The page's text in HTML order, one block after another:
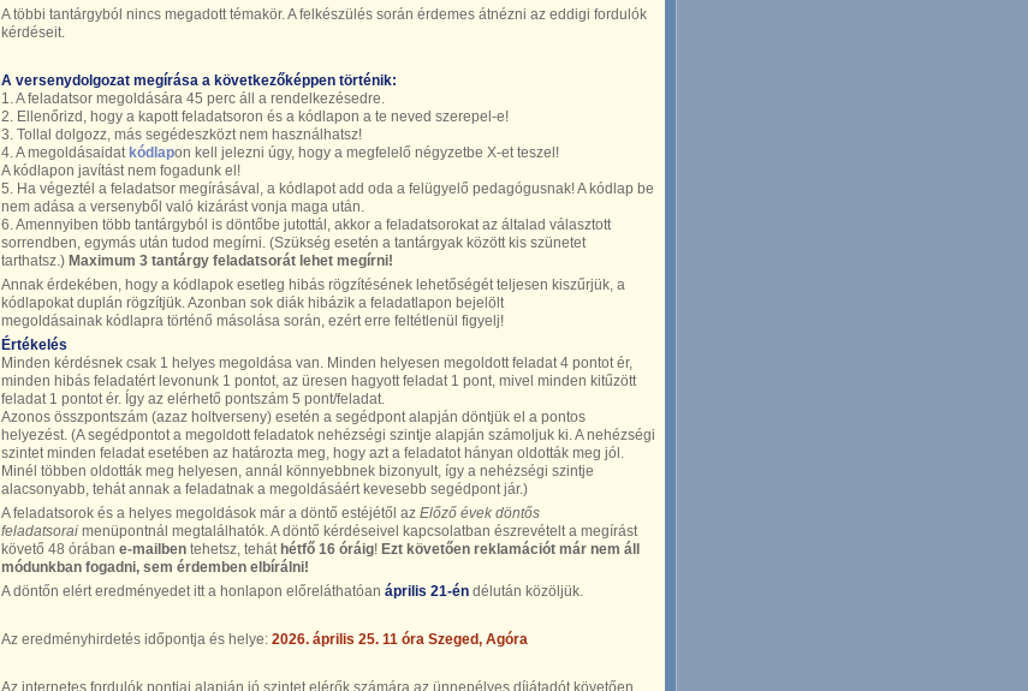
A többi tantárgyból nincs megadott témakör. A felkészülés során érdemes átnézni az eddigi fordulók
kérdéseit.
A versenydolgozat megírása a következőképpen történik:
1. A feladatsor megoldására 45 perc áll a rendelkezésedre.
2. Ellenőrizd, hogy a kapott feladatsoron és a kódlapon a te neved szerepel-e!
3. Tollal dolgozz, más segédeszközt nem használhatsz!
4. A megoldásaidat kódlapon kell jelezni úgy, hogy a megfelelő négyzetbe X-et teszel!
A kódlapon javítást nem fogadunk el!
5. Ha végeztél a feladatsor megírásával, a kódlapot add oda a felügyelő pedagógusnak! A kódlap be
nem adása a versenyből való kizárást vonja maga után.
6. Amennyiben több tantárgyból is döntőbe jutottál, akkor a feladatsorokat az általad választott
sorrendben, egymás után tudod megírni. (Szükség esetén a tantárgyak között kis szünetet
tarthatsz.) Maximum 3 tantárgy feladatsorát lehet megírni!
Annak érdekében, hogy a kódlapok esetleg hibás rögzítésének lehetőségét teljesen kiszűrjük, a
kódlapokat duplán rögzítjük. Azonban sok diák hibázik a feladatlapon bejelölt
megoldásainak kódlapra történő másolása során, ezért erre feltétlenül figyelj!
Értékelés
Minden kérdésnek csak 1 helyes megoldása van. Minden helyesen megoldott feladat 4 pontot ér,
minden hibás feladatért levonunk 1 pontot, az üresen hagyott feladat 1 pont, mivel minden kitűzött
feladat 1 pontot ér. Így az elérhető pontszám 5 pont/feladat.
Azonos összpontszám (azaz holtverseny) esetén a segédpont alapján döntjük el a pontos
helyezést. (A segédpontot a megoldott feladatok nehézségi szintje alapján számoljuk ki. A nehézségi
szintet minden feladat esetében az határozta meg, hogy azt a feladatot hányan oldották meg jól.
Minél többen oldották meg helyesen, annál könnyebbnek bizonyult, így a nehézségi szintje
alacsonyabb, tehát annak a feladatnak a megoldásáért kevesebb segédpont jár.)
A feladatsorok és a helyes megoldások már a döntő estéjétől az Előző évek döntős
feladatsorai menüpontnál megtalálhatók. A döntő kérdéseivel kapcsolatban észrevételt a megírást
követő 48 órában e-mailben tehetsz, tehát hétfő 16 óráig! Ezt követően reklamációt már nem áll
módunkban fogadni, sem érdemben elbírálni!
A döntőn elért eredményedet itt a honlapon előreláthatóan április 21-én délután közöljük.
Az eredményhirdetés időpontja és helye: 2026. április 25. 11 óra Szeged, Agóra
Az internetes fordulók pontjai alapján jó szintet elérők számára az ünnepélyes díjátadót követően